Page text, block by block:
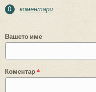
0 коментари
Вашето име
Коментар*